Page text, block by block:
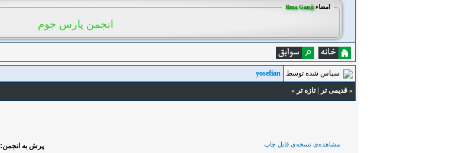
امضاءReza Ganji
انجمن پارس جوم
سپاس شده توسط yosefian
« قدیمی تر |تازه‌ تر »
مشاهده‌ی نسخه‌ی قابل چاپ پرش به انجمن: